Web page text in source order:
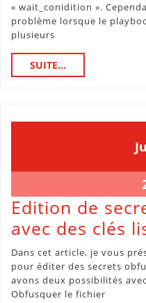
« wait_conidition ».
problème lorsque le
plusieurs
SUITE...SUITE...
Edition de
avec des clés
Dans cet article, je vous
pour éditer des secrets
avons deux possibilités
Obfusquer le fichier